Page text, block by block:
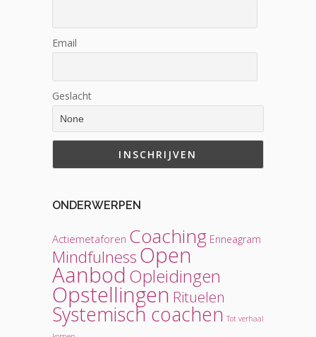
Email
Geslacht
ONDERWERPEN
Actiemetaforen Coaching Enneagram
MindfulnessOpen
Aanbod Opleidingen
Opstellingen Rituelen
Systemisch coachen Tot verhaal